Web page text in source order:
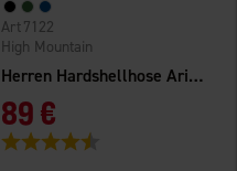
Herren Hardshellhose Arizona WP
High Mountain
7122
89 €
Bewertung: